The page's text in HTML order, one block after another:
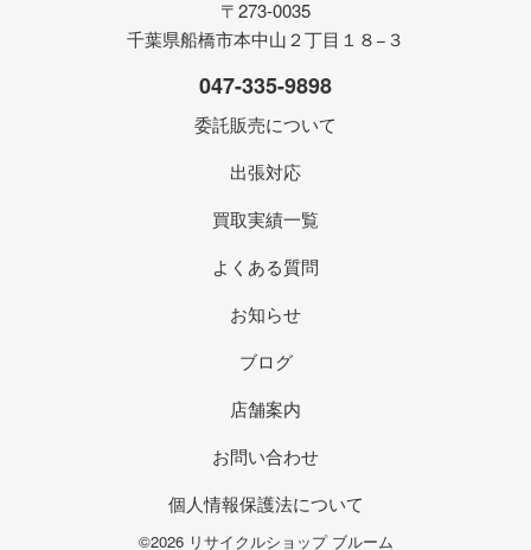
〒273-0035
千葉県船橋市本中山２丁目１８−３
047-335-9898
委託販売について
出張対応
買取実績一覧
よくある質問
お知らせ
ブログ
店舗案内
お問い合わせ
個人情報保護法について
©2026 リサイクルショップ ブルーム